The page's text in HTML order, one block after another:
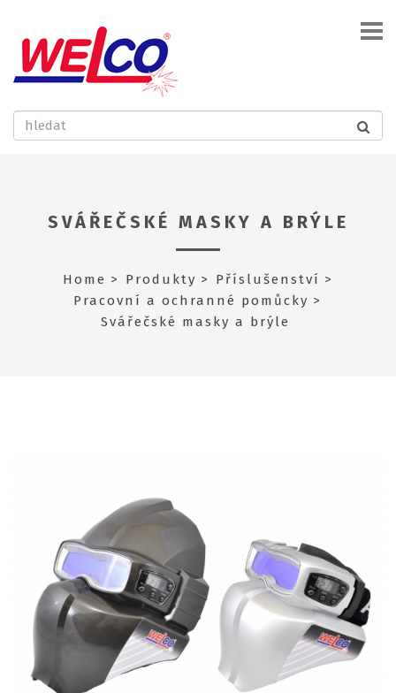
SVÁŘEČSKÉ MASKY A BRÝLE
Home Produkty
Příslušenství
Pracovní a ochranné pomůcky
Svářečské masky a brýle